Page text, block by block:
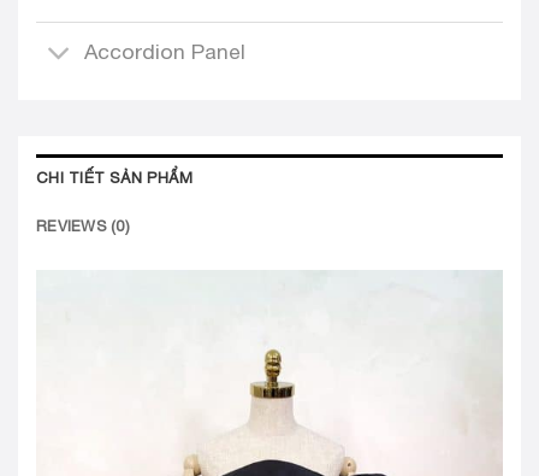
Accordion Panel
CHI TIẾT SẢN PHẨM
REVIEWS (0)